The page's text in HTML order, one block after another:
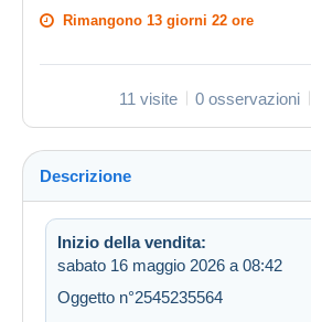
Rimangono 13 giorni 22 ore
11 visite 0 osservazioni
Descrizione
Inizio della vendita:
sabato 16 maggio 2026 a 08:42
Oggetto n°2545235564